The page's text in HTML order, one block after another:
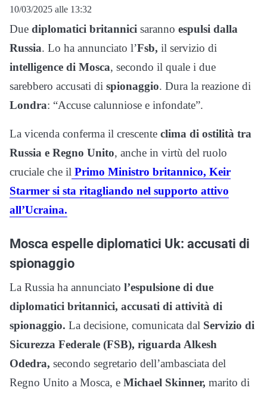
10/03/2025 alle 13:32
Due diplomatici britannici saranno espulsi dalla
Russia. Lo ha annunciato l’Fsb, il servizio di
intelligence di Mosca, secondo il quale i due
sarebbero accusati di spionaggio. Dura la reazione di
Londra: “Accuse calunniose e infondate”.
La vicenda conferma il crescente clima di ostilità tra
Russia e Regno Unito, anche in virtù del ruolo
cruciale che il Primo Ministro britannico, Keir
Starmer si sta ritagliando nel supporto attivo
all’Ucraina.
Mosca espelle diplomatici Uk: accusati di
spionaggio
La Russia ha annunciato l’espulsione di due
diplomatici britannici, accusati di attività di
spionaggio. La decisione, comunicata dal Servizio di
Sicurezza Federale (FSB), riguarda Alkesh
Odedra, secondo segretario dell’ambasciata del
Regno Unito a Mosca, e Michael Skinner, marito di